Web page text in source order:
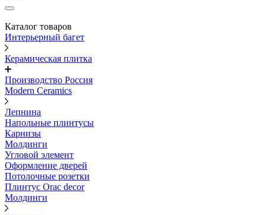
Каталог товаров
Интерьерный багет
Керамическая плитка
Производство Россия
Modern Ceramics
Лепнина
Напольные плинтусы
Карнизы
Молдинги
Угловой элемент
Оформление дверей
Потолочные розетки
Плинтус Orac decor
Молдинги